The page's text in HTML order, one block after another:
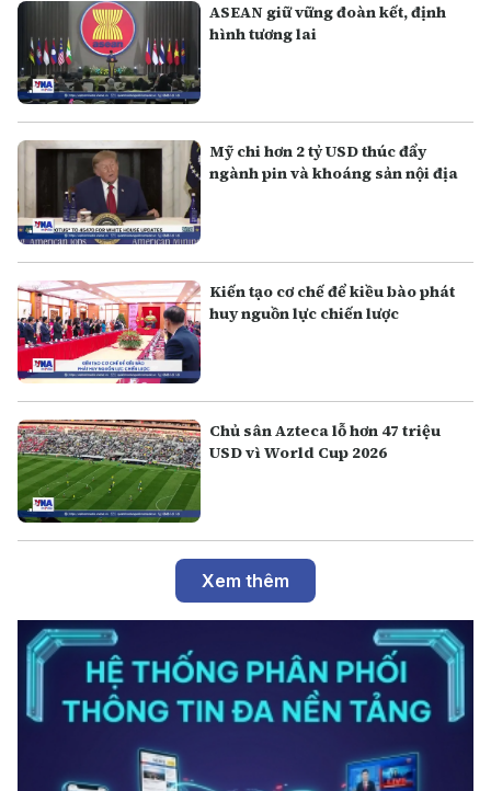
ASEAN giữ vững đoàn kết, định
hình tương lai
Mỹ chi hơn 2 tỷ USD thúc đẩy
ngành pin và khoáng sản nội địa
Kiến tạo cơ chế để kiều bào phát
huy nguồn lực chiến lược
Chủ sân Azteca lỗ hơn 47 triệu
USD vì World Cup 2026
Xem thêm